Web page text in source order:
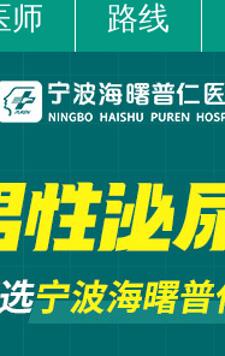
师 路线